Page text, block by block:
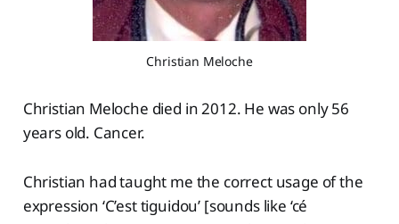
Christian Meloche
Christian Meloche died in 2012. He was only 56
years old. Cancer.
Christian had taught me the correct usage of the
expression ‘C’est tiguidou’ [sounds like ‘cé